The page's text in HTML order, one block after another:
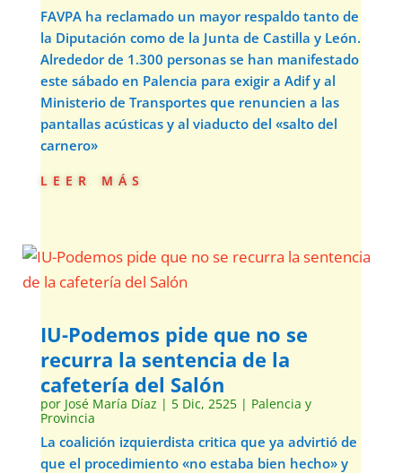
FAVPA ha reclamado un mayor respaldo tanto de
la Diputación como de la Junta de Castilla y León.
Alrededor de 1.300 personas se han manifestado
este sábado en Palencia para exigir a Adif y al
Ministerio de Transportes que renuncien a las
pantallas acústicas y al viaducto del «salto del
carnero»
leer más
IU-Podemos pide que no se
recurra la sentencia de la
cafetería del Salón
por José María Díaz | 5 Dic, 2525| Palencia y
Provincia
La coalición izquierdista critica que ya advirtió de
que el procedimiento «no estaba bien hecho» y